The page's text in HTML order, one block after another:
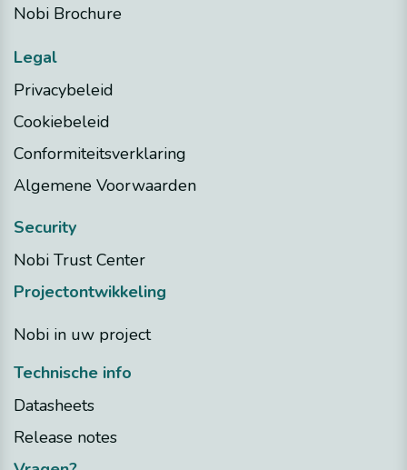
Nobi Brochure
Legal
Privacybeleid
Cookiebeleid
Conformiteitsverklaring
Algemene Voorwaarden
Security
Nobi Trust Center
Projectontwikkeling
Nobi in uw project
Technische info
Datasheets
Release notes